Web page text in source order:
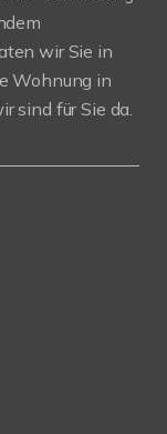
wir Sie in
Wohnung in
sind für Sie da.